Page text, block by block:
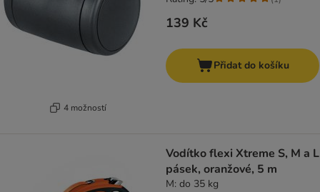
4 možností
139 Kč
Přidat do košíku
Vodítko flexi Xtreme S, M a L
pásek, oranžové, 5 m
M: do 35 kg